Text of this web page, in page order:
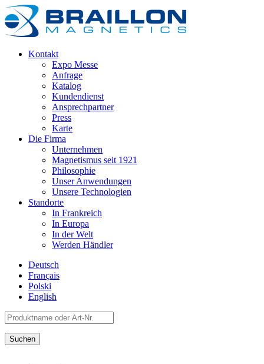
Kontakt
Expo Messe
Anfrage
Katalog
Kundendienst
Ansprechpartner
Press
Karte
Die Firma
Unternehmen
Magnetismus seit 1921
Philosophie
Unser Anwendungen
Unsere Technologien
Standorte
In Frankreich
In Europa
In der Welt
Werden Händler
Deutsch
Français
Polski
English